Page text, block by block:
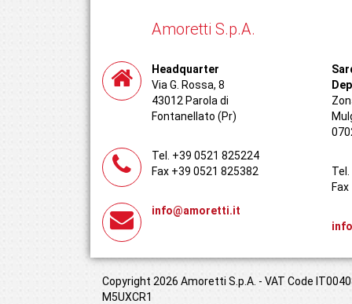
Amoretti S.p.A.
Headquarter
Via G. Rossa, 8
43012 Parola di
Fontanellato (Pr)
Tel. +39 0521 825224
Fax +39 0521 825382
info@amoretti.it
Copyright 2026 Amoretti S.p.A. - VAT Code
M5UXCR1